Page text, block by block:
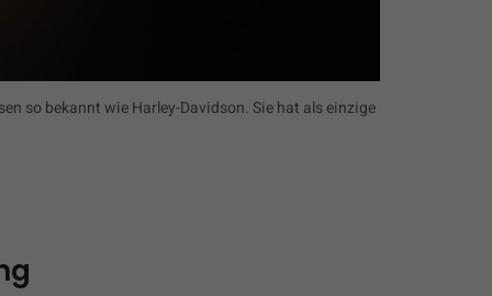
so bekannt wie Harley-Davidson. Sie hat als einzige